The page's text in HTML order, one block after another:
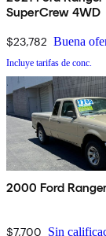
SuperCrew 4WD
$23,782 Buena
Incluye tarifas de conc.
2000 Ford
$7,700 Sin